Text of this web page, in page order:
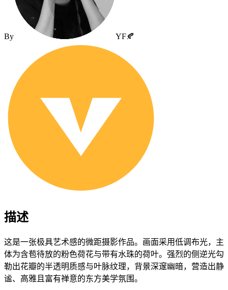
By YF🍂
描述
这是一张极具艺术感的微距摄影作品。画面采用低调布光，主
体为含苞待放的粉色荷花与带有水珠的荷叶。强烈的侧逆光勾
勒出花瓣的半透明质感与叶脉纹理，背景深邃幽暗，营造出静
谧、高雅且富有禅意的东方美学氛围。